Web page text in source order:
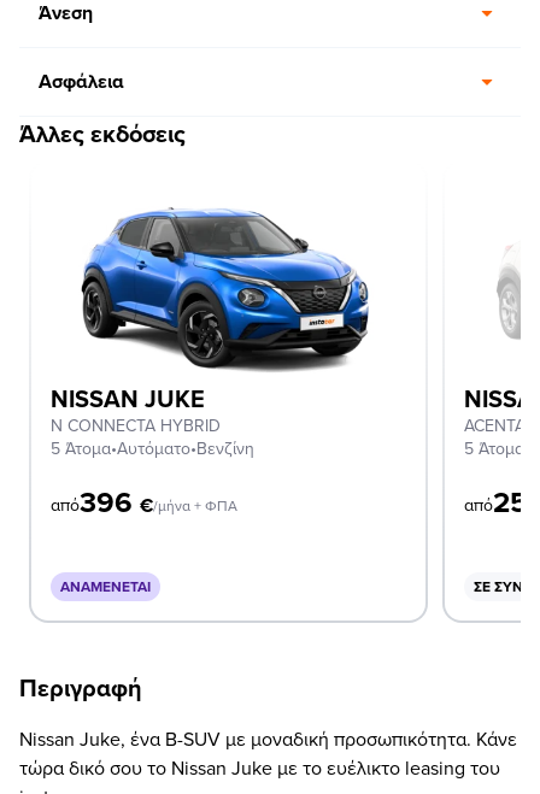
Άνεση
Ασφάλεια
Άλλες εκδόσεις
NISSAN JUKE
N CONNECTA HYBRID
5 Άτομα•Αυτόματο•Βενζίνη
από396 €/μήνα + ΦΠΑ
ΑΝΑΜΈΝΕΤΑΙ
ACENTA
5 Άτομα
από
ΣΕ
Περιγραφή
Nissan Juke, ένα B-SUV με μοναδική προσωπικότητα. Κάνε
τώρα δικό σου το Nissan Juke με το ευέλικτο leasing του